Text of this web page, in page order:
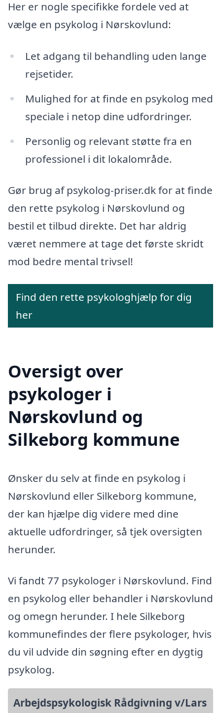
Her er nogle specifikke fordele ved at
vælge en psykolog i Nørskovlund:
Let adgang til behandling uden lange
rejsetider.
Mulighed for at finde en psykolog med
speciale i netop dine udfordringer.
Personlig og relevant støtte fra en
professionel i dit lokalområde.
Gør brug af psykolog-priser.dk for at finde
den rette psykolog i Nørskovlund og
bestil et tilbud direkte. Det har aldrig
været nemmere at tage det første skridt
mod bedre mental trivsel!
Find den rette psykologhjælp for dig
her
Oversigt over
psykologer i
Nørskovlund og
Silkeborg kommune
Ønsker du selv at finde en psykolog i
Nørskovlund eller Silkeborg kommune,
der kan hjælpe dig videre med dine
aktuelle udfordringer, så tjek oversigten
herunder.
Vi fandt 77 psykologer i Nørskovlund. Find
en psykolog eller behandler i Nørskovlund
og omegn herunder. I hele Silkeborg
kommunefindes der flere psykologer, hvis
du vil udvide din søgning efter en dygtig
psykolog.
Arbejdspsykologisk Rådgivning v/Lars